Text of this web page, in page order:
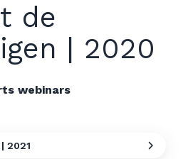
de
| 2020
webinars
2021